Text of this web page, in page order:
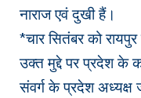
नाराज एवं दुखी हैं।
*चार सितंबर को
उक्त मुद्दे पर प्रदेश के
संवर्ग के प्रदेश अध्यक्ष